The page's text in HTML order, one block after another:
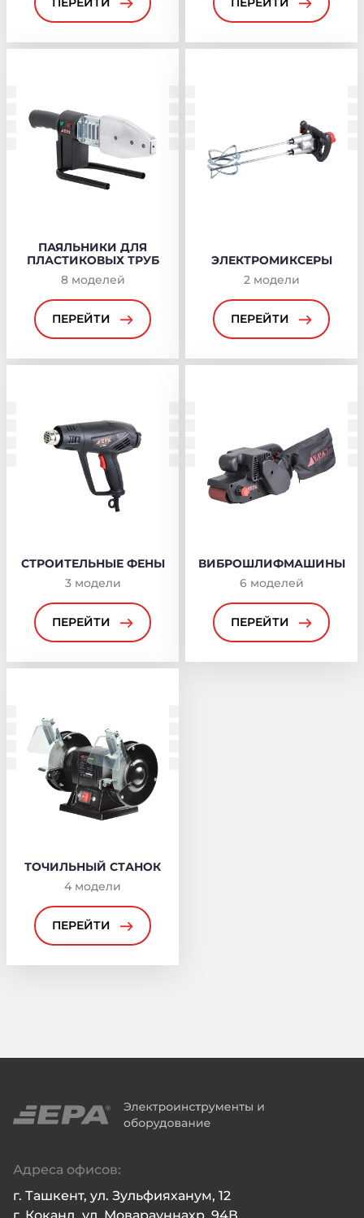
ПАЯЛЬНИКИ ДЛЯ
ПЛАСТИКОВЫХ ТРУБ
8 моделей
ПЕРЕЙТИ
ЭЛЕКТРОМИКСЕРЫ
2 модели
ПЕРЕЙТИ
СТРОИТЕЛЬНЫЕ ФЕНЫ
3 модели
ПЕРЕЙТИ
ВИБРОШЛИФМАШИНЫ
6 моделей
ПЕРЕЙТИ
ТОЧИЛЬНЫЙ СТАНОК
4 модели
ПЕРЕЙТИ
Адреса офисов:
г. Ташкент, ул. Зульфияханум, 12